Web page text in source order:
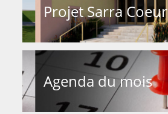
Projet Sarra Coeur
Agenda du mois